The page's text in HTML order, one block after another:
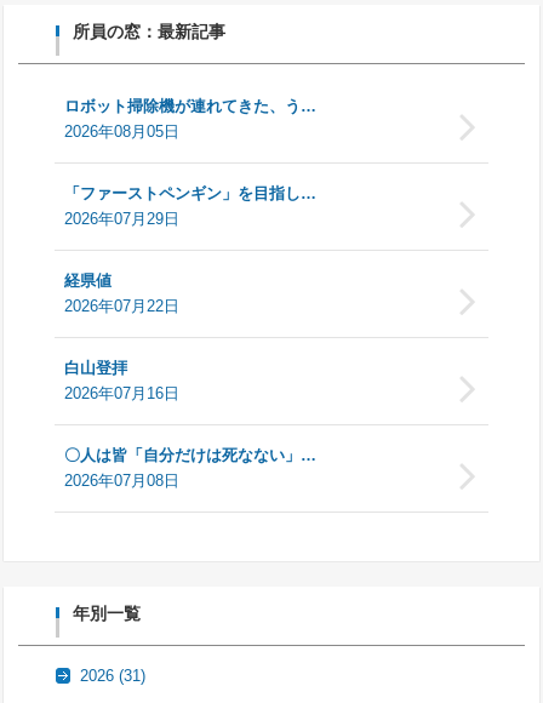
所員の窓：最新記事
ロボット掃除機が連れてきた、う…
2026年08月05日
「ファーストペンギン」を目指し…
2026年07月29日
経県値
2026年07月22日
白山登拝
2026年07月16日
〇人は皆「自分だけは死なない」…
2026年07月08日
年別一覧
2026(31)